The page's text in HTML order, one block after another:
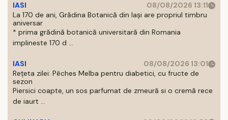
IASI
08/08/2026 13:11
La 170 de ani, Grădina Botanică din Iași are propriul timbru
aniversar
* prima grădină botanică universitară din Romania
implineste 170 d ...
IASI
08/08/2026 13:01
Rețeta zilei: Pêches Melba pentru diabetici, cu fructe de
sezon
Piersici coapte, un sos parfumat de zmeură si o cremă rece
de iaurt ...